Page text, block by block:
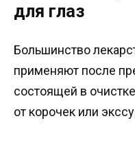
для глаз
Большинство
применяют после
состоящей в
от корочек или